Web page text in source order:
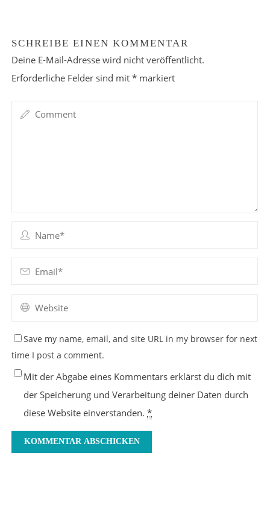
SCHREIBE EINEN KOMMENTAR
Deine E-Mail-Adresse wird nicht veröffentlicht.
Erforderliche Felder sind mit* markiert
Save my name, email, and site URL in my browser for next
time I post a comment.
Mit der Abgabe eines Kommentars erklärst du dich mit
der Speicherung und Verarbeitung deiner Daten durch
diese Website einverstanden.*